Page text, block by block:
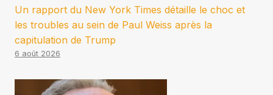
Un rapport du New York Times détaille le choc et
les troubles au sein de Paul Weiss après la
capitulation de Trump
6 août 2026